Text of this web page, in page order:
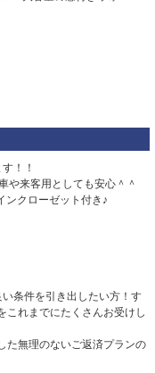
！！
や来客用としても安心＾＾
クローゼット付き♪
条件を引き出したい方！す
これまでにたくさんお受けし
た無理のないご返済プランの